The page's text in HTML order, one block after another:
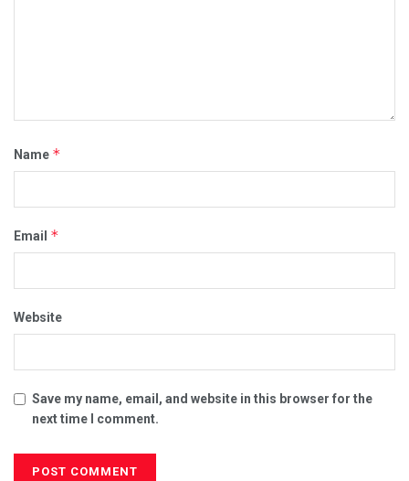
Name *
Email *
Website
Save my name, email, and website in this browser for the
next time I comment.